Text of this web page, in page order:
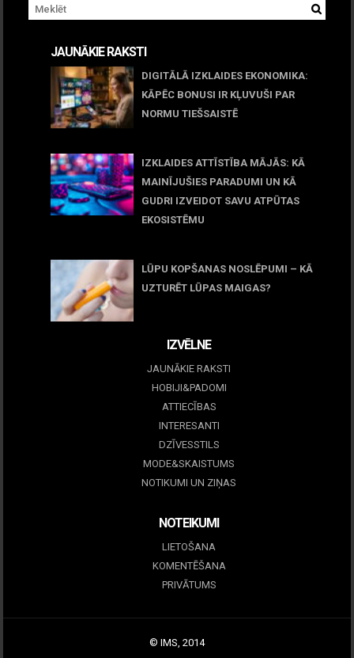
JAUNĀKIE RAKSTI
DIGITĀLĀ IZKLAIDES EKONOMIKA:
KĀPĒC BONUSI IR KĻUVUŠI PAR
NORMU TIEŠSAISTĒ
IZKLAIDES ATTĪSTĪBA MĀJĀS: KĀ
MAINĪJUŠIES PARADUMI UN KĀ
GUDRI IZVEIDOT SAVU ATPŪTAS
EKOSISTĒMU
LŪPU KOPŠANAS NOSLĒPUMI – KĀ
UZTURĒT LŪPAS MAIGAS?
IZVĒLNE
JAUNĀKIE RAKSTI
HOBIJI&PADOMI
ATTIECĪBAS
INTERESANTI
DZĪVESSTILS
MODE&SKAISTUMS
NOTIKUMI UN ZIŅAS
NOTEIKUMI
LIETOŠANA
KOMENTĒŠANA
PRIVĀTUMS
© IMS, 2014